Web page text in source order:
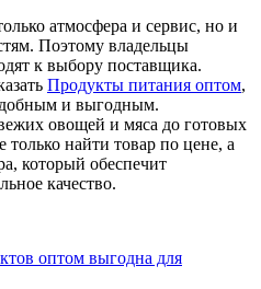
атмосфера и сервис, но и
Поэтому владельцы
к выбору поставщика.
Продукты питания оптом,
и выгодным.
овощей и мяса до готовых
найти товар по цене, а
который обеспечит
качество.
оптом выгодна для